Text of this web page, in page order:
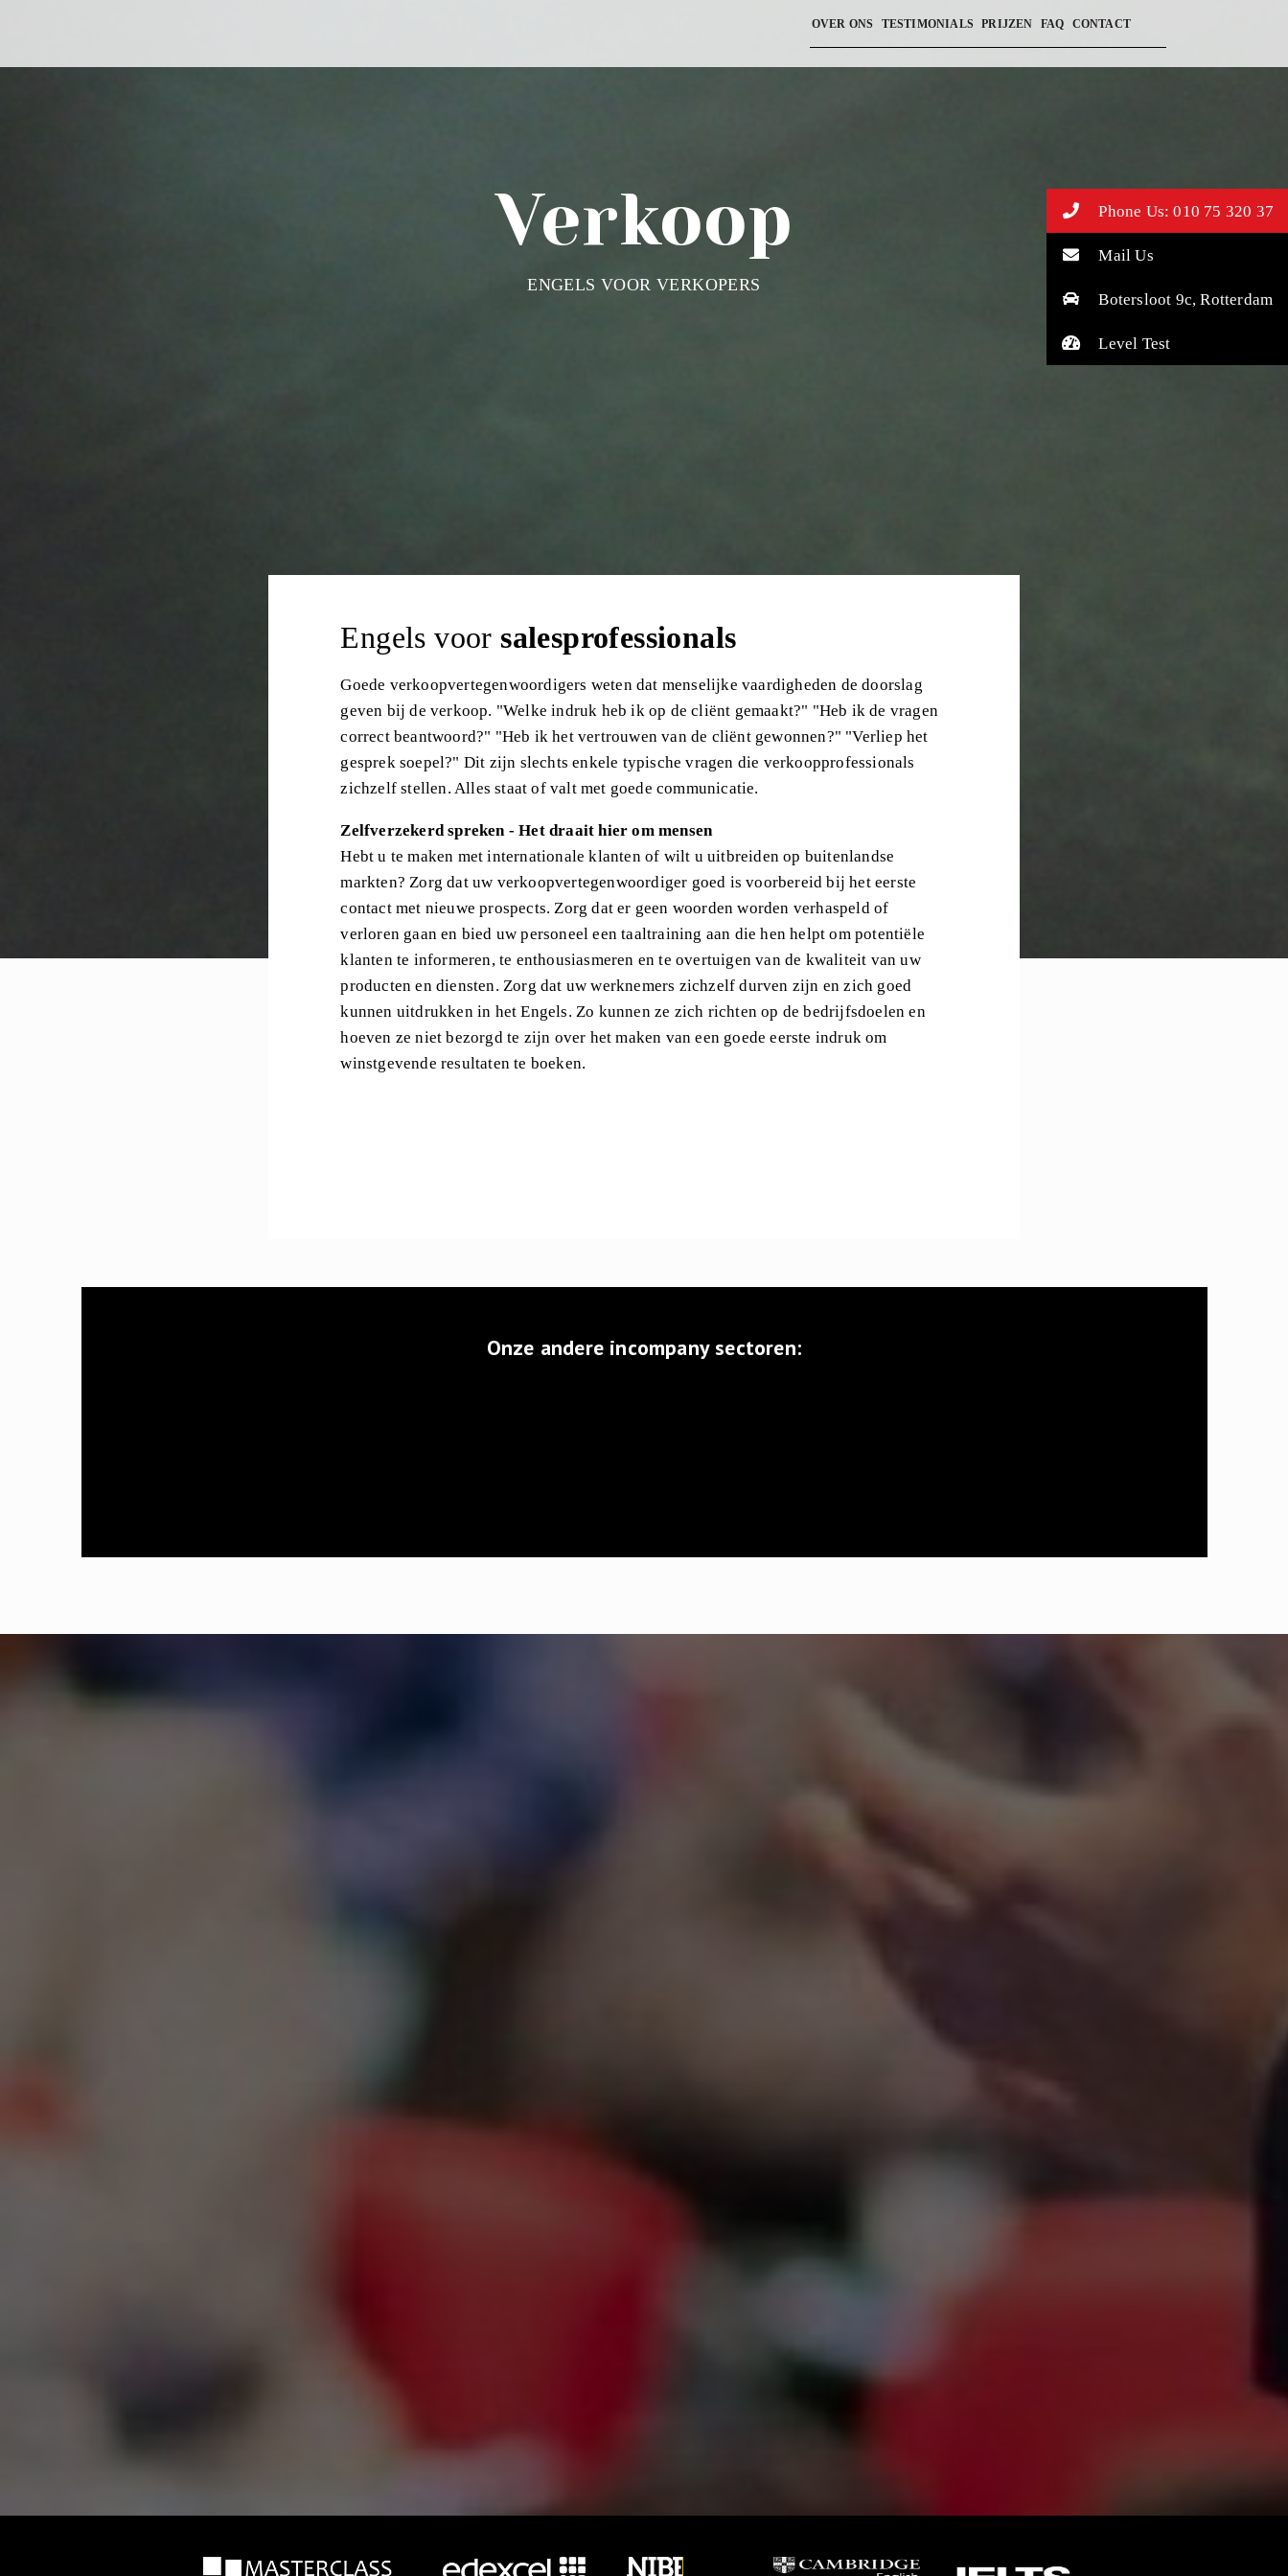
OVER ONS TESTIMONIALS PRIJZEN FAQ CONTACT
Verkoop
ENGELS VOOR VERKOPERS
Engels voor salesprofessionals
Goede verkoopvertegenwoordigers weten dat menselijke vaardigheden de doorslag
geven bij de verkoop. "Welke indruk heb ik op de cliënt gemaakt?" "Heb ik de vragen
correct beantwoord?" "Heb ik het vertrouwen van de cliënt gewonnen?" "Verliep het
gesprek soepel?" Dit zijn slechts enkele typische vragen die verkoopprofessionals
zichzelf stellen. Alles staat of valt met goede communicatie.
Zelfverzekerd spreken - Het draait hier om mensen
Hebt u te maken met internationale klanten of wilt u uitbreiden op buitenlandse
markten? Zorg dat uw verkoopvertegenwoordiger goed is voorbereid bij het eerste
contact met nieuwe prospects. Zorg dat er geen woorden worden verhaspeld of
verloren gaan en bied uw personeel een taaltraining aan die hen helpt om potentiële
klanten te informeren, te enthousiasmeren en te overtuigen van de kwaliteit van uw
producten en diensten. Zorg dat uw werknemers zichzelf durven zijn en zich goed
kunnen uitdrukken in het Engels. Zo kunnen ze zich richten op de bedrijfsdoelen en
hoeven ze niet bezorgd te zijn over het maken van een goede eerste indruk om
winstgevende resultaten te boeken.
Onze andere incompany sectoren:
Phone Us: 010 75 320 37
Mail Us
Botersloot 9c, Rotterdam
Level Test